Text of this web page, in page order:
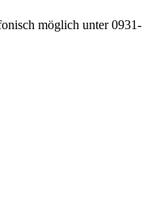
möglich unter 0931-